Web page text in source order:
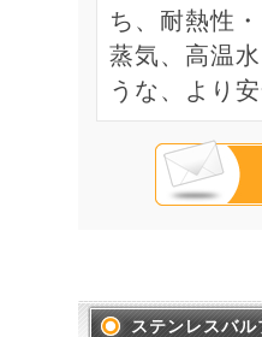
ち、耐熱性
蒸気、高温
うな、より
ステンレスバル